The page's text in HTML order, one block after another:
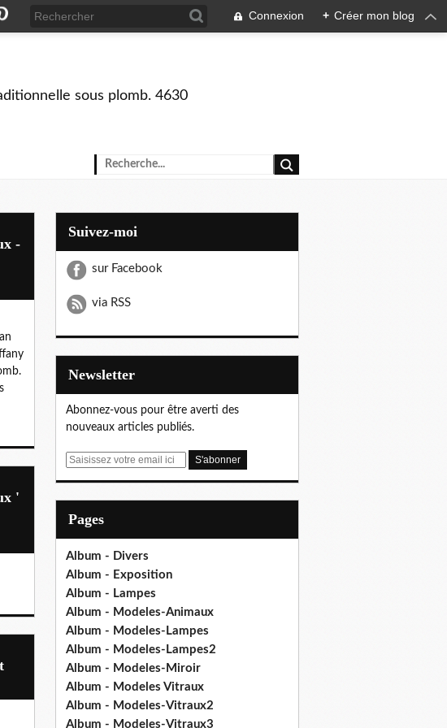
Connexion + Créer mon blog
sous plomb. 4630
-
'
Suivez-moi
sur Facebook
via RSS
Newsletter
Abonnez-vous pour être averti des
nouveaux articles publiés.
E
Pages
Album - Divers
Album - Exposition
Album - Lampes
Album - Modeles-Animaux
Album - Modeles-Lampes
Album - Modeles-Lampes2
Album - Modeles-Miroir
Album - Modeles Vitraux
Album - Modeles-Vitraux2
Album - Modeles-Vitraux3